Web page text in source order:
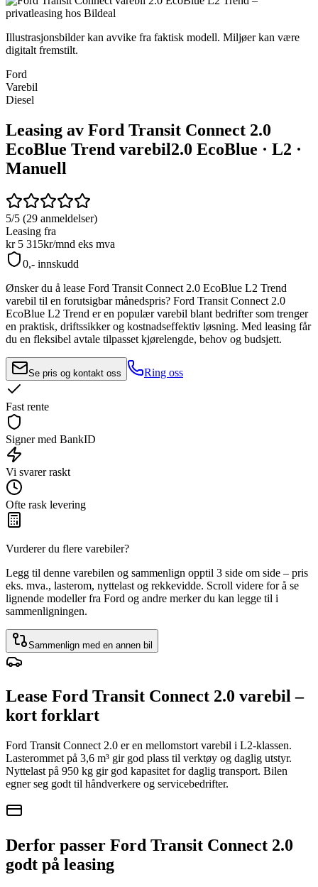
Illustrasjonsbilder kan avvike fra faktisk modell. Miljøer kan være
digitalt fremstilt.
Ford
Varebil
Diesel
Leasing av Ford Transit Connect 2.0
EcoBlue Trend varebil2.0 EcoBlue · L2 ·
Manuell
5/5 (29 anmeldelser)
Leasing fra
kr 5 315kr/mnd eks mva
0,- innskudd
Ønsker du å lease Ford Transit Connect 2.0 EcoBlue L2 Trend
varebil til en forutsigbar månedspris? Ford Transit Connect 2.0
EcoBlue L2 Trend er en populær varebil blant bedrifter som trenger
en praktisk, driftssikker og kostnadseffektiv løsning. Med leasing får
du en fleksibel avtale tilpasset kjørelengde, behov og budsjett.
Se pris og kontakt oss Ring oss
Fast rente
Signer med BankID
Vi svarer raskt
Ofte rask levering
Vurderer du flere varebiler?
Legg til denne varebilen og sammenlign opptil 3 side om side – pris
eks. mva., lasterom, nyttelast og rekkevidde. Scroll videre for å se
lignende modeller fra Ford og andre merker du kan legge til i
sammenligningen.
Sammenlign med en annen bil
Lease Ford Transit Connect 2.0 varebil –
kort forklart
Ford Transit Connect 2.0 er en mellomstort varebil i L2-klassen.
Lasterommet på 3,6 m³ gir god plass til verktøy og daglig utstyr.
Nyttelast på 950 kg gir god kapasitet for daglig transport. Bilen
egner seg godt til håndverkere og servicebedrifter.
Derfor passer Ford Transit Connect 2.0
godt på leasing